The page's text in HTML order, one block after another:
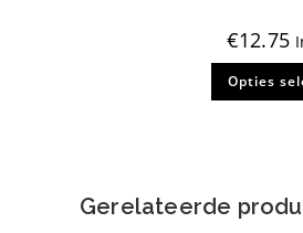
€12.75
Opties
Gerelateerde